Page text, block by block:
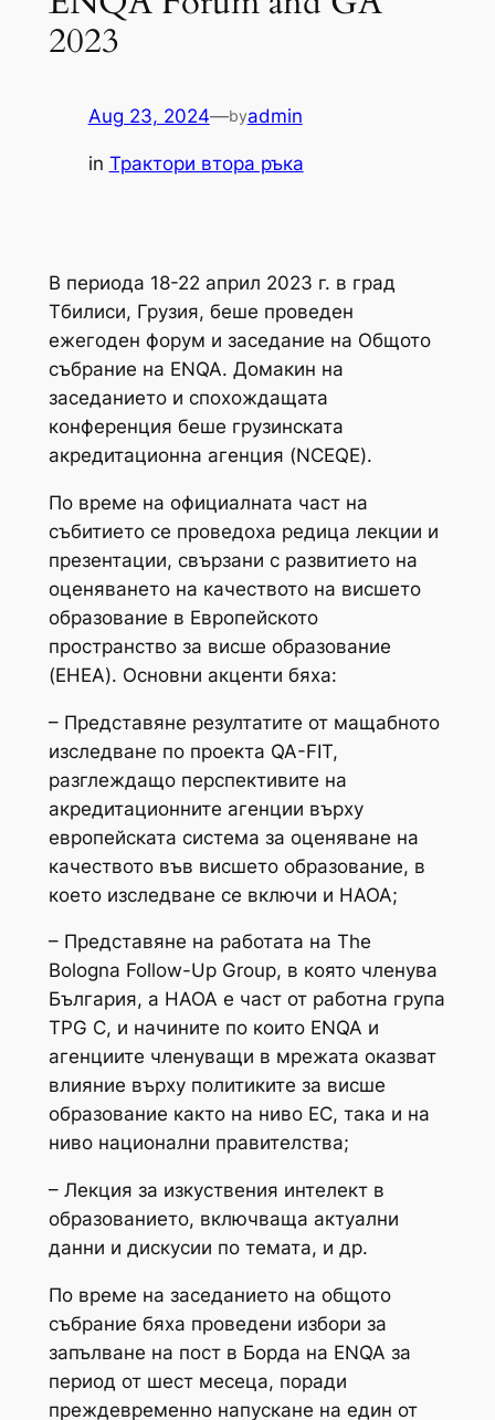
2023
Aug 23, 2024—byadmin
in Трактори втора ръка
В периода 18-22 април 2023 г. в град
Тбилиси, Грузия, беше проведен
ежегоден форум и заседание на Общото
събрание на ENQA. Домакин на
заседанието и спохождащата
конференция беше грузинската
акредитационна агенция (NCEQE).
По време на официалната част на
събитието се проведоха редица лекции и
презентации, свързани с развитието на
оценяването на качеството на висшето
образование в Европейското
пространство за висше образование
(EHEA). Основни акценти бяха:
– Представяне резултатите от мащабното
изследване по проекта QA-FIT,
разглеждащо перспективите на
акредитационните агенции върху
европейската система за оценяване на
качеството във висшето образование, в
което изследване се включи и НАОА;
– Представяне на работата на The
Bologna Follow-Up Group, в която членува
България, а НАОА е част от работна група
TPG C, и начините по които ENQA и
агенциите членуващи в мрежата оказват
влияние върху политиките за висше
образование както на ниво ЕС, така и на
ниво национални правителства;
– Лекция за изкуствения интелект в
образованието, включваща актуални
данни и дискусии по темата, и др.
По време на заседанието на общото
събрание бяха проведени избори за
запълване на пост в Борда на ENQA за
период от шест месеца, поради
преждевременно напускане на един от